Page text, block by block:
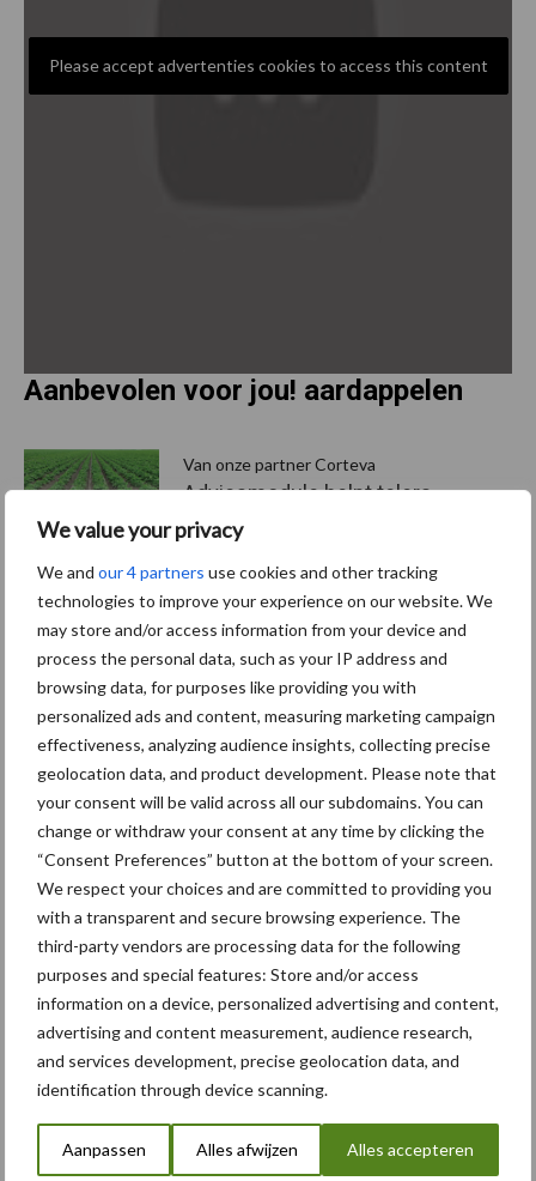
We value your privacy
We and our 4 partners use cookies and other tracking
technologies to improve your experience on our website. We
may store and/or access information from your device and
process the personal data, such as your IP address and
browsing data, for purposes like providing you with
personalized ads and content, measuring marketing campaign
effectiveness, analyzing audience insights, collecting precise
geolocation data, and product development. Please note that
your consent will be valid across all our subdomains. You can
change or withdraw your consent at any time by clicking the
“Consent Preferences” button at the bottom of your screen.
We respect your choices and are committed to providing you
with a transparent and secure browsing experience. The
third-party vendors are processing data for the following
purposes and special features: Store and/or access
information on a device, personalized advertising and content,
advertising and content measurement, audience research,
and services development, precise geolocation data, and
identification through device scanning.
Aanpassen Alles afwijzen Alles accepteren
Please accept advertenties cookies to access this content
Aanbevolen voor jou! aardappelen
Van onze partner Corteva
Adviesmodule helpt telers
het ideale moment van
toepassing BlueN te
bepalen
Van onze partner Corteva
De werking van granulaten
tegen aaltjes, luizen,
coloradokevers en
ritnaalden
doorgezet”
Themapagina's
Bemesting Gewas & ruwvoer